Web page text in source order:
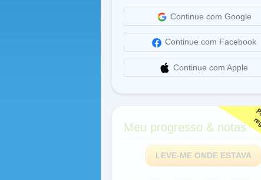
Continue com Google
Continue com Facebook
Continue com Apple
Meu progresso & notas
LEVE-ME ONDE ESTAVA